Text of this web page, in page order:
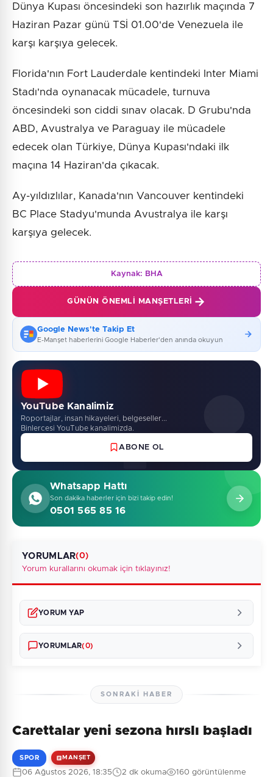
Dünya Kupası öncesindeki son hazırlık maçında 7
Haziran Pazar günü TSİ 01.00'de Venezuela ile
karşı karşıya gelecek.
Florida'nın Fort Lauderdale kentindeki Inter Miami
Stadı'nda oynanacak mücadele, turnuva
öncesindeki son ciddi sınav olacak. D Grubu'nda
ABD, Avustralya ve Paraguay ile mücadele
edecek olan Türkiye, Dünya Kupası'ndaki ilk
maçına 14 Haziran'da çıkacak.
Ay-yıldızlılar, Kanada'nın Vancouver kentindeki
BC Place Stadyu'munda Avustralya ile karşı
karşıya gelecek.
Kaynak: BHA
GÜNÜN ÖNEMLI MANŞETLERI
Google News'te Takip Et
E-Manşet haberlerini Google Haberler'den anında okuyun
YouTube Kanalimiz
Roportajlar, insan hikayeleri, belgeseller...
Binlercesi YouTube kanalimizda.
ABONE OL
Whatsapp Hattı
Son dakika haberler için bizi takip edin!
0501 565 85 16
YORUMLAR(0)
Yorum kurallarını okumak için tıklayınız!
YORUM YAP
YORUMLAR(0)
Henüz yorum yapılmamış. İlk yorumu siz yapın!
SONRAKI HABER
Carettalar yeni sezona hırslı başladı
SPOR MANŞET
06 Ağustos 2026, 18:35 2 dk okuma 160 görüntülenme